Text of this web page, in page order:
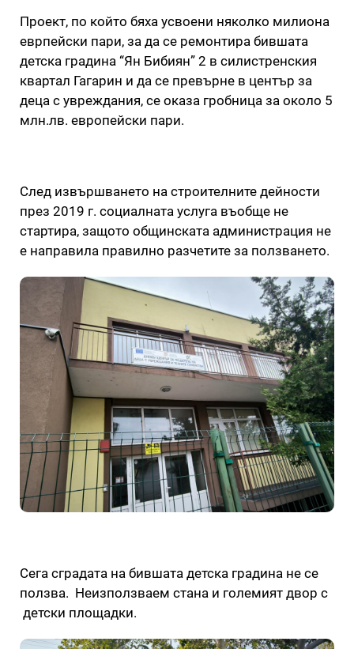
Проект, по който бяха усвоени няколко милиона
еврпейски пари, за да се ремонтира бившата
детска градина “Ян Бибиян” 2 в силистренския
квартал Гагарин и да се превърне в център за
деца с увреждания, се оказа гробница за около 5
млн.лв. европейски пари.
След извършването на строителните дейности
през 2019 г. социалната услуга въобще не
стартира, защото общинската администрация не
е направила правилно разчетите за ползването.
Сега сградата на бившата детска градина не се
ползва. Неизползваем стана и големият двор с
детски площадки.